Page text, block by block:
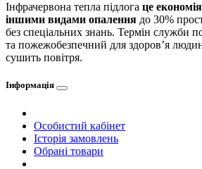
Інфрачервона тепла підлога це
іншими видами опалення до 30%
без спеціальних знань. Термін служби
та пожежобезпечний для здоров’я
сушить повітря.
Інформація
Особистий кабінет
Історія замовлень
Обрані товари